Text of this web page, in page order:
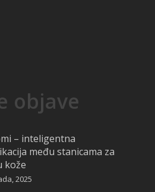
objave
– inteligentna
među stanicama za
kože
2025